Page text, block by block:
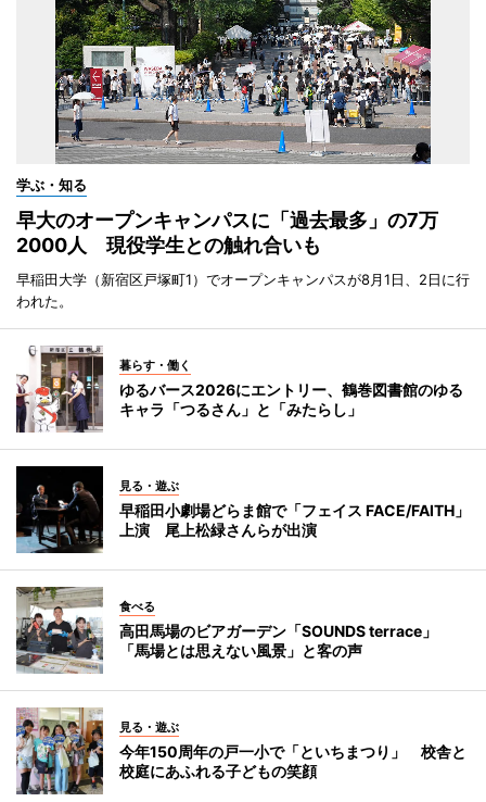
学ぶ・知る
早大のオープンキャンパスに「過去最多」の7万
2000人 現役学生との触れ合いも
早稲田大学（新宿区戸塚町1）でオープンキャンパスが8月1日、2日に行
われた。
暮らす・働く
ゆるバース2026にエントリー、鶴巻図書館のゆる
キャラ「つるさん」と「みたらし」
見る・遊ぶ
早稲田小劇場どらま館で「フェイス FACE/FAITH」
上演 尾上松緑さんらが出演
食べる
高田馬場のビアガーデン「SOUNDS terrace」
「馬場とは思えない風景」と客の声
見る・遊ぶ
今年150周年の戸一小で「といちまつり」 校舎と
校庭にあふれる子どもの笑顔